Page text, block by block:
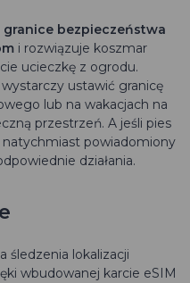
granice bezpieczeństwa
i rozwiązuje koszmar
ucieczkę z ogrodu.
ustawić granicę
lub na wakacjach na
przestrzeń. A jeśli pies
powiadomiony
działania.
śledzenia lokalizacji
wbudowanej karcie eSIM